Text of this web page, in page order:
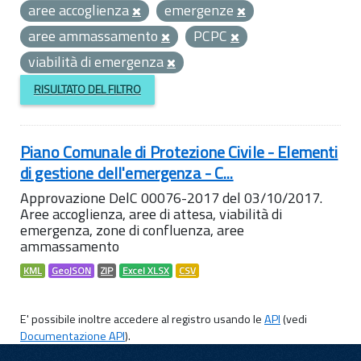
aree accoglienza
emergenze
aree ammassamento
PCPC
viabilità di emergenza
RISULTATO DEL FILTRO
Piano Comunale di Protezione Civile - Elementi
di gestione dell'emergenza - C...
Approvazione DelC 00076-2017 del 03/10/2017.
Aree accoglienza, aree di attesa, viabilità di
emergenza, zone di confluenza, aree
ammassamento
KML GeoJSON ZIP Excel XLSX CSV
E' possibile inoltre accedere al registro usando leAPI(vedi
Documentazione API).